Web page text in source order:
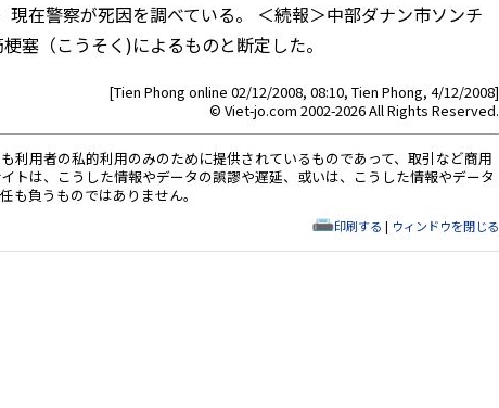
在警察が死因を調べている。 ＜続報＞中部ダナン市ソンチ
塞（こうそく)によるものと断定した。
[Tien Phong online 02/12/2008, 08:10, Tien Phong, 4/12/2008]
© Viet-jo.com 2002-2026 All Rights Reserved.
利用者の私的利用のみのために提供されているものであって、取引など商用
トは、こうした情報やデータの誤謬や遅延、或いは、こうした情報やデータ
も負うものではありません。
印刷する | ウィンドウを閉じる